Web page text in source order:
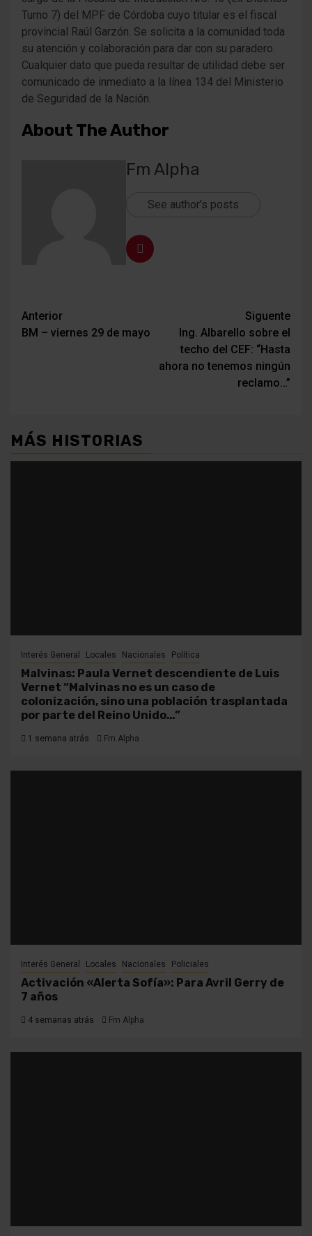
Turno 7) del MPF de Córdoba cuyo titular es el fiscal
provincial Raúl Garzón. Se solicita a la comunidad toda
su atención y colaboración para dar con su paradero.
Cualquier dato que pueda resultar de utilidad debe ser
comunicado de inmediato a la línea 134 del Ministerio
de Seguridad de la Nación.
About The Author
Fm Alpha
See author's posts
Navegación
de
Anterior
BM – viernes 29 de mayo
Siguente
Ing. Albarello sobre el
techo del CEF: “Hasta
ahora no tenemos ningún
reclamo…”
MÁS HISTORIAS
Interés General Locales Nacionales Política
Malvinas: Paula Vernet descendiente de Luis
Vernet “Malvinas no es un caso de
colonización, sino una población trasplantada
por parte del Reino Unido…”
1 semana atrás Fm Alpha
Interés General Locales Nacionales Policiales
Activación «Alerta Sofía»: Para Avril Gerry de
7 años
4 semanas atrás Fm Alpha